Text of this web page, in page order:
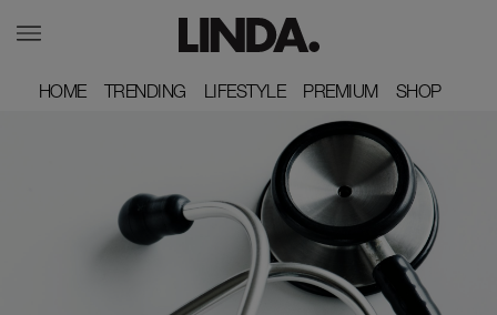
HOME
HOME TRENDING
TRENDING LIFESTYLE
LIFESTYLE PREMIUM
PREMIUM SHOP
SHOP